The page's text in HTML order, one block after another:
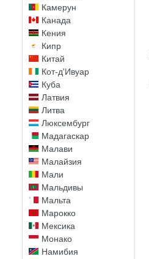
Камерун
Канада
Кения
Кипр
Китай
Кот-д'Ивуар
Куба
Латвия
Литва
Люксембург
Мадагаскар
Малави
Малайзия
Мали
Мальдивы
Мальта
Марокко
Мексика
Монако
Намибия